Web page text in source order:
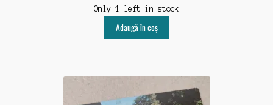
Only 1 left in stock
Adaugă în coș